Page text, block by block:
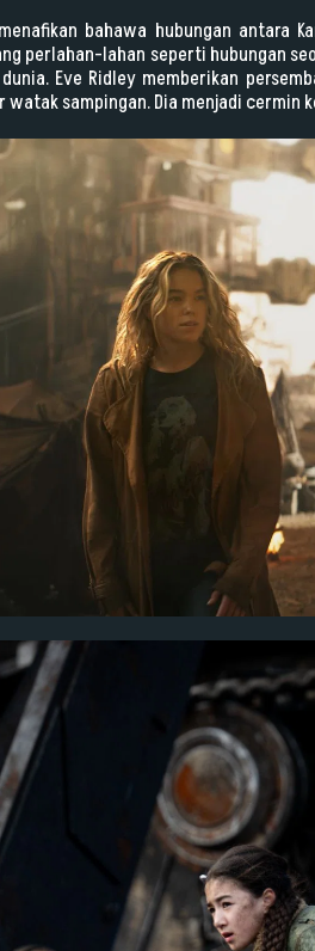
bahawa hubungan antara
perlahan-lahan seperti hubungan
Eve Ridley memberikan
sampingan. Dia menjadi cermin